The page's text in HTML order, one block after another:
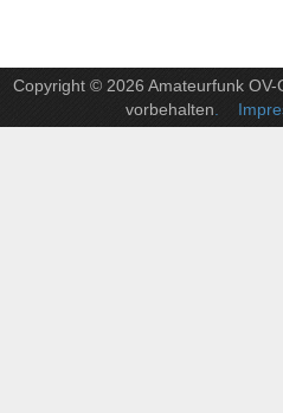
Copyright © 2026 Amateurfunk
vorbehalten .